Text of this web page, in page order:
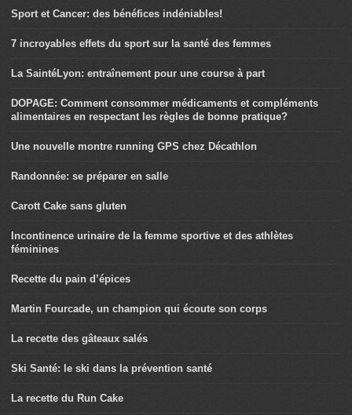
Sport et Cancer: des bénéfices indéniables!
7 incroyables effets du sport sur la santé des femmes
La SaintéLyon: entraînement pour une course à part
DOPAGE: Comment consommer médicaments et compléments
alimentaires en respectant les règles de bonne pratique?
Une nouvelle montre running GPS chez Décathlon
Randonnée: se préparer en salle
Carott Cake sans gluten
Incontinence urinaire de la femme sportive et des athlètes
féminines
Recette du pain d’épices
Martin Fourcade, un champion qui écoute son corps
La recette des gâteaux salés
Ski Santé: le ski dans la prévention santé
La recette du Run Cake